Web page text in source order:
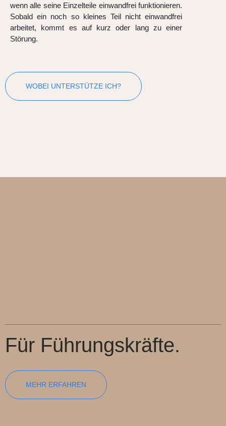
wenn alle seine Einzelteile einwandfrei funktionieren.
Sobald ein noch so kleines Teil nicht einwandfrei
arbeitet, kommt es auf kurz oder lang zu einer
Störung.
WOBEI UNTERSTÜTZE ICH?
Für Führungskräfte.
MEHR ERFAHREN